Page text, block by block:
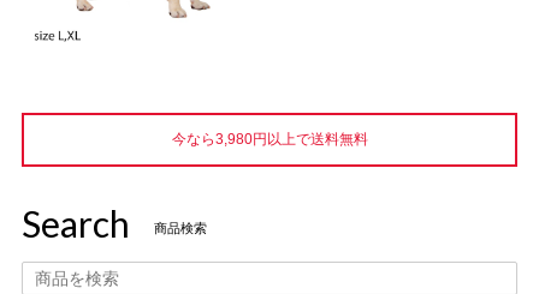
今なら3,980円以上で送料無料
Search 商品検索